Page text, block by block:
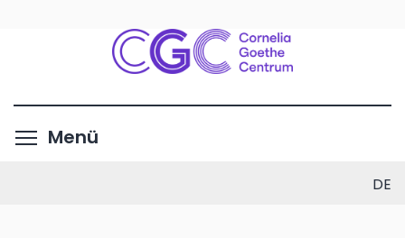
Inhalt
Menü
DE